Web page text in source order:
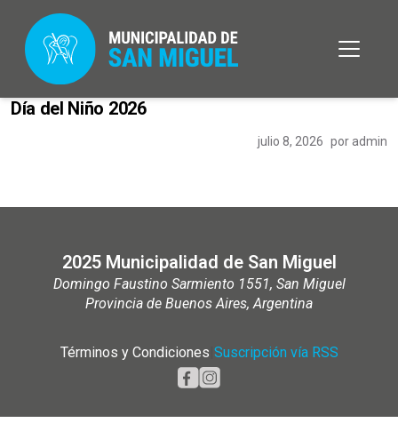
Día del Niño 2026
julio 8, 2026 por admin
2025 Municipalidad de San Miguel
Domingo Faustino Sarmiento 1551, San Miguel
Provincia de Buenos Aires, Argentina
Términos y Condiciones Suscripción vía RSS